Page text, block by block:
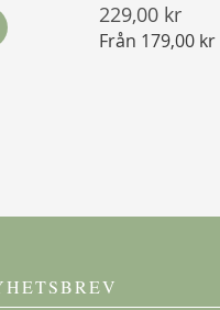
229,00 kr
Från 179,00 kr